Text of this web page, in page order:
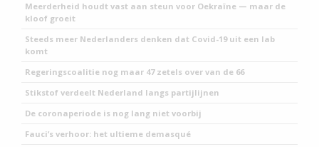
Meerderheid houdt vast aan steun voor Oekraïne — maar de
kloof groeit
Steeds meer Nederlanders denken dat Covid-19 uit een lab
komt
Regeringscoalitie nog maar 47 zetels over van de 66
Stikstof verdeelt Nederland langs partijlijnen
De coronaperiode is nog lang niet voorbij
Fauci’s verhoor: het ultieme demasqué